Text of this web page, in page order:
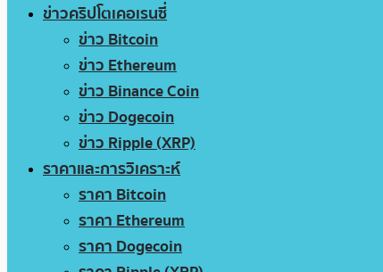
ข่าวคริปโตเคอเรนซี่
ข่าว Bitcoin
ข่าว Ethereum
ข่าว Binance Coin
ข่าว Dogecoin
ข่าว Ripple (XRP)
ราคาและการวิเคราะห์
ราคา Bitcoin
ราคา Ethereum
ราคา Dogecoin